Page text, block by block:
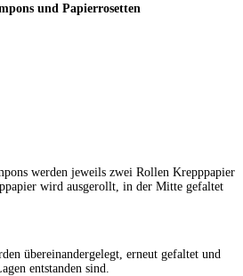
und Papierrosetten
werden jeweils zwei Rollen Krepppapier
wird ausgerollt, in der Mitte gefaltet
übereinandergelegt, erneut gefaltet und
entstanden sind.